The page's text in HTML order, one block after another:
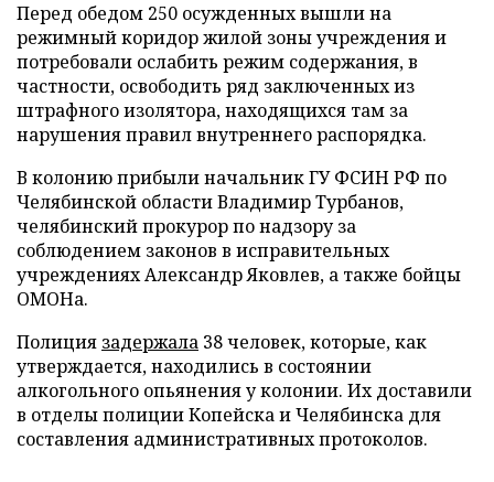
Перед обедом 250 осужденных вышли на
режимный коридор жилой зоны учреждения и
потребовали ослабить режим содержания, в
частности, освободить ряд заключенных из
штрафного изолятора, находящихся там за
нарушения правил внутреннего распорядка.
В колонию прибыли начальник ГУ ФСИН РФ по
Челябинской области Владимир Турбанов,
челябинский прокурор по надзору за
соблюдением законов в исправительных
учреждениях Александр Яковлев, а также бойцы
ОМОНа.
Полиция задержала 38 человек, которые, как
утверждается, находились в состоянии
алкогольного опьянения у колонии. Их доставили
в отделы полиции Копейска и Челябинска для
составления административных протоколов.